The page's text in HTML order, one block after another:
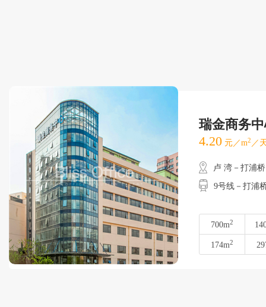
瑞金商务
4.20 元／m2 ／
卢 湾－打浦桥
9号线－打浦
700m2
174m2